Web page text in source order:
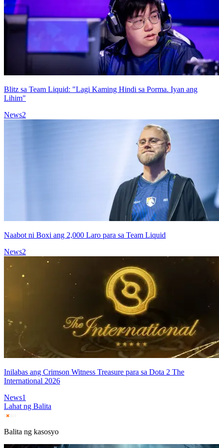
Blitz sa Team Liquid: "Lagi Kaming Hindi sa Porma. Iyan ang
Lihim"
News2
Naabot ni Boxi ang 2,000 Laro para sa Team Liquid
News2
Inilabas ang Crimson Witness Treasure para sa Dota 2 The
International 2026
News1
Lahat ng Balita
Balita ng kasosyo